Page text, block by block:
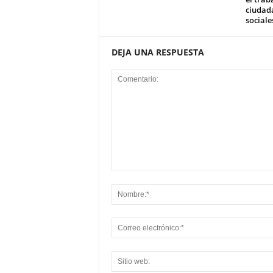
DEJA UNA RESPUESTA